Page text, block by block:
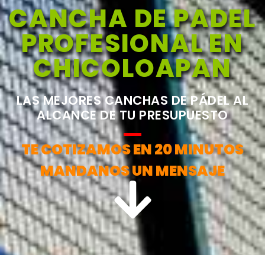
CANCHA DE PADEL
PROFESIONAL EN
CHICOLOAPAN
LAS MEJORES CANCHAS DE PÁDEL AL
ALCANCE DE TU PRESUPUESTO
TE COTIZAMOS EN 20 MINUTOS
MANDANOS UN MENSAJE